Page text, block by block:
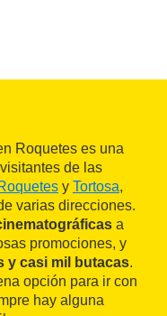
Roquetes es una
de las
y Tortosa,
varias direcciones.
a
promociones, y
y casi mil butacas.
opción para ir con
hay alguna